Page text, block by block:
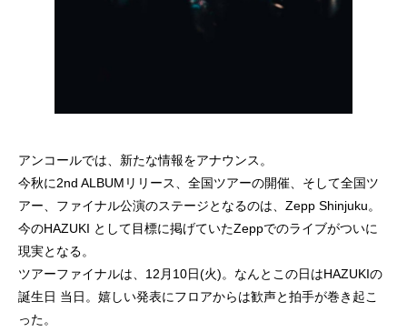
アンコールでは、新たな情報をアナウンス。
今秋に2nd ALBUMリリース、全国ツアーの開催、そして全国ツ
アー、ファイナル公演のステージとなるのは、Zepp Shinjuku。
今のHAZUKI として目標に掲げていたZeppでのライブがついに
現実となる。
ツアーファイナルは、12月10日(火)。なんとこの日はHAZUKIの
誕生日 当日。嬉しい発表にフロアからは歓声と拍手が巻き起こ
った。